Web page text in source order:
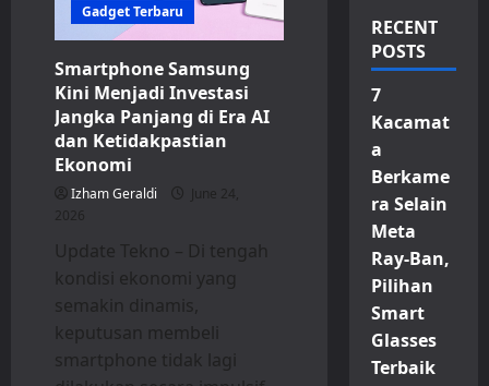
Gadget Terbaru
Smartphone Samsung
Kini Menjadi Investasi
Jangka Panjang di Era AI
dan Ketidakpastian
Ekonomi
Izham Geraldi
June 24,
2026
Update Tekno – Di tengah
kondisi ekonomi yang
semakin dinamis,
keputusan membeli
smartphone tidak lagi
RECENT
POSTS
7
Kacamat
a
Berkame
ra Selain
Meta
Ray-Ban,
Pilihan
Smart
Glasses
Terbaik